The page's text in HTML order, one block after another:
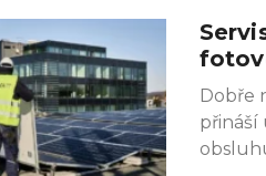
Dobře
přináší